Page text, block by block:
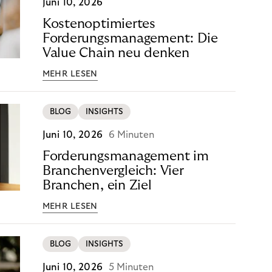
Juni 10, 2026
Kostenoptimiertes
Forderungsmanagement: Die
Value Chain neu denken
MEHR LESEN
BLOG INSIGHTS
Juni 10, 2026 6 Minuten
Forderungsmanagement im
Branchenvergleich: Vier
Branchen, ein Ziel
MEHR LESEN
BLOG INSIGHTS
Juni 10, 2026 5 Minuten